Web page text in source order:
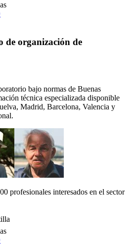
de organización de
bajo normas de Buenas
técnica especializada disponible
Madrid, Barcelona, Valencia y
profesionales interesados en el sector